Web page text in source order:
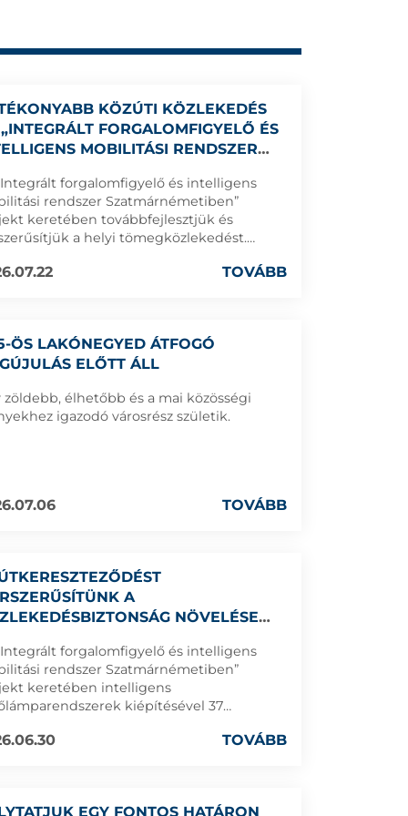
KÖZÚTI KÖZLEKEDÉS
FORGALOMFIGYELŐ ÉS
MOBILITÁSI RENDSZER
forgalomfigyelő és intelligens
rendszer Szatmárnémetiben”
keretében továbbfejlesztjük és
a helyi tömegközlekedést.
intelligens (SMART) autóbusz-TOVÁBB
ÖS LAKÓNEGYED ÁTFOGÓ
ELŐTT ÁLL
zöldebb, élhetőbb és a mai közösségi
igazodó városrész születik.
TOVÁBB
A
NÖVELÉSE
forgalomfigyelő és intelligens
rendszer Szatmárnémetiben”
keretében intelligens
kiépítésével 37
növelése érdekében.
TOVÁBB
EGY FONTOS HATÁRON